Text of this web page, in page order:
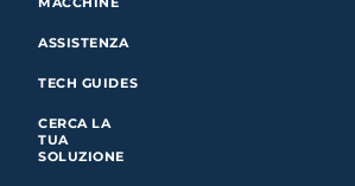
ASSISTENZA
TECH GUIDES
CERCA LA
TUA
SOLUZIONE